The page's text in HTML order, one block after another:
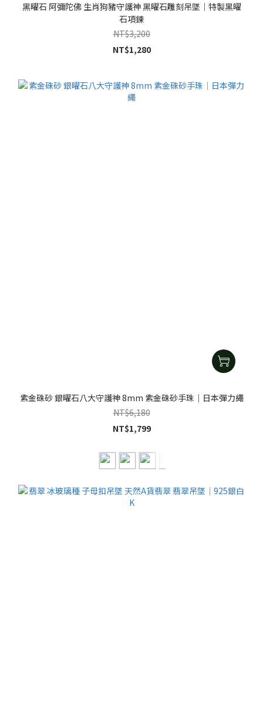
黑曜石 阿彌陀佛 生肖狗豬守護神 黑曜石雕刻吊墜｜特製黑曜
石項鍊
NT$3,200
NT$1,280
紫金硃砂 銀曜石八大守護神 8mm 紫金硃砂手珠｜日本彈力繩
NT$6,180
NT$1,799